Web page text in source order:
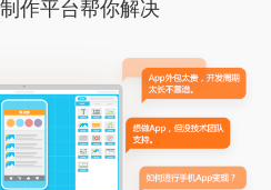
作平台帮你解决